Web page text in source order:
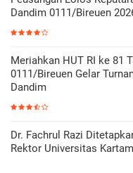
Dandim 0111/Bireuen
Meriahkan HUT RI ke 81
0111/Bireuen Gelar
Dandim
Dr. Fachrul Razi
Rektor Universitas